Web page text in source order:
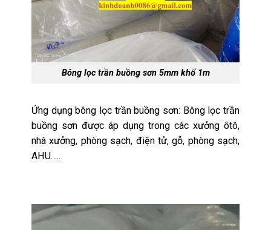
Bông lọc trần buồng sơn 5mm khổ 1m
Ứng dụng bông lọc trần buồng sơn: Bông lọc trần
buồng sơn được áp dụng trong các xưởng ôtô,
nhà xưởng, phòng sạch, điện tử, gỗ, phòng sạch,
AHU…..